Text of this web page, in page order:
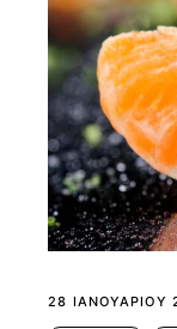
28 ΙΑΝΟΥΑΡΊΟΥ